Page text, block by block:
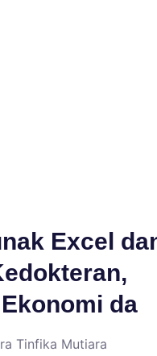
Excel
da
Tinfika Mutiara